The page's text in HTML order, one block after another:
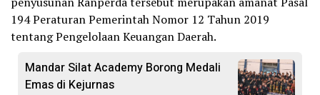
194 Peraturan Pemerintah Nomor 12 Tahun 2019
tentang Pengelolaan Keuangan Daerah.
Mandar Silat Academy Borong Medali
Emas di Kejurnas